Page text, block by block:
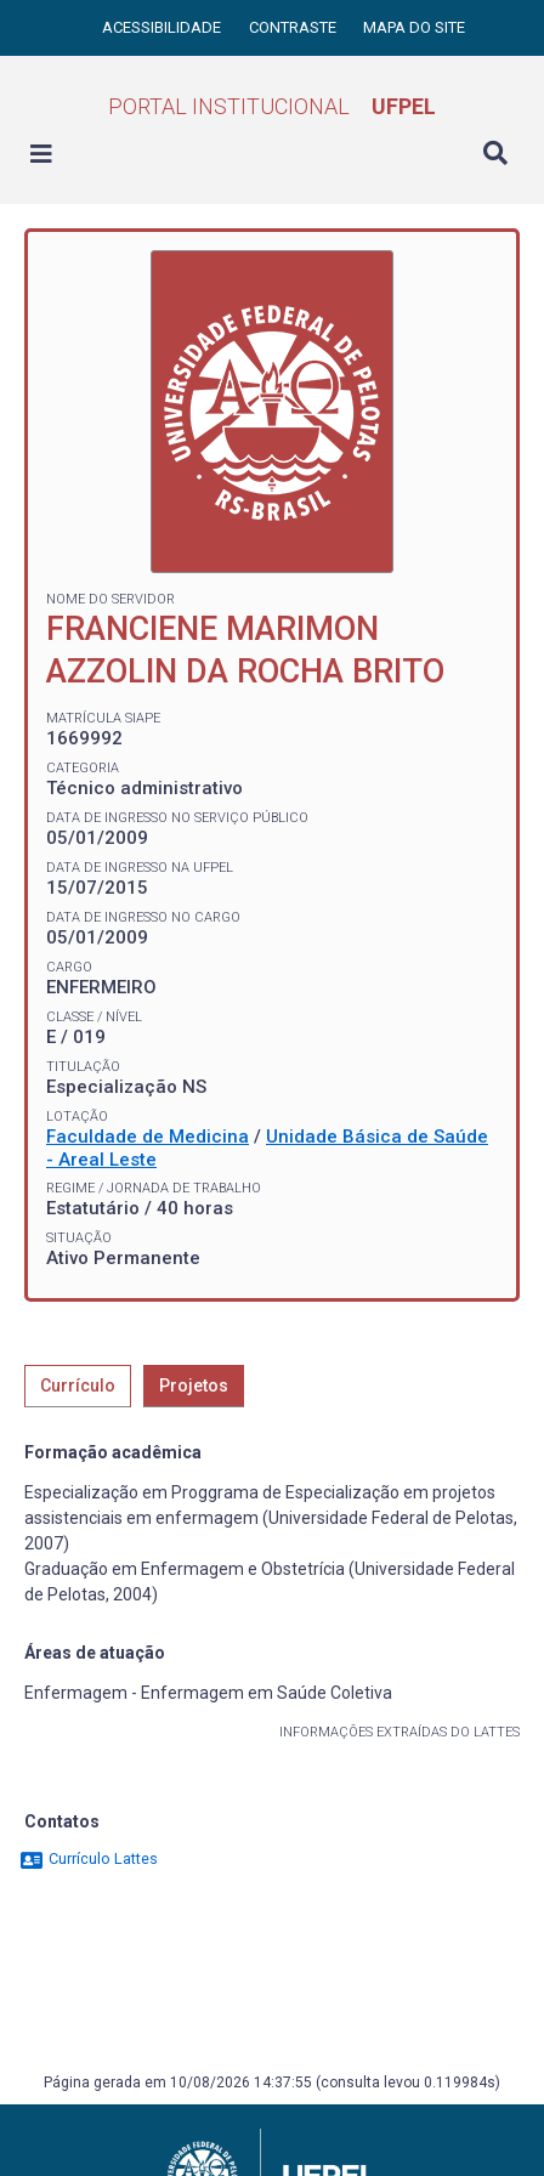
ACESSIBILIDADE CONTRASTE MAPA DO SITE
PORTAL INSTITUCIONAL UFPEL
NOME DO SERVIDOR
FRANCIENE MARIMON
AZZOLIN DA ROCHA BRITO
MATRÍCULA SIAPE
1669992
CATEGORIA
Técnico administrativo
DATA DE INGRESSO NO SERVIÇO PÚBLICO
05/01/2009
DATA DE INGRESSO NA UFPEL
15/07/2015
DATA DE INGRESSO NO CARGO
05/01/2009
CARGO
ENFERMEIRO
CLASSE / NÍVEL
E / 019
TITULAÇÃO
Especialização NS
LOTAÇÃO
Faculdade de Medicina / Unidade Básica de Saúde
- Areal Leste
REGIME / JORNADA DE TRABALHO
Estatutário / 40 horas
SITUAÇÃO
Ativo Permanente
Currículo Projetos
Formação acadêmica
Especialização em Proggrama de Especialização em projetos
assistenciais em enfermagem (Universidade Federal de Pelotas,
2007)
Graduação em Enfermagem e Obstetrícia (Universidade Federal
de Pelotas, 2004)
Áreas de atuação
Enfermagem - Enfermagem em Saúde Coletiva
INFORMAÇÕES EXTRAÍDAS DO LATTES
Contatos
Currículo Lattes
Página gerada em 10/08/2026 14:37:55 (consulta levou 0.119984s)